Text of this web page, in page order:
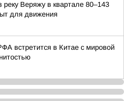
реку Веряжу в квартале 80–143
для движения
встретится в Китае с мировой